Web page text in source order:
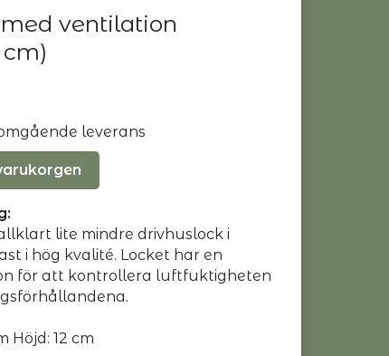
ventilation
cm)
leverans
lite mindre drivhuslock i
i hög kvalité. Locket har en
för att kontrollera luftfuktigheten
Höjd: 12 cm